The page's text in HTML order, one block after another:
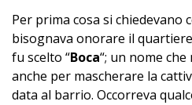
Per prima cosa si chiedevano
bisognava onorare il
fu scelto “Boca“; un nome
anche per mascherare la
data al barrio. Occorreva